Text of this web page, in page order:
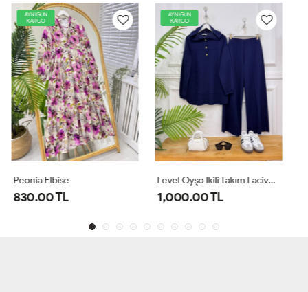
AYNIGÜN
KARGO
1,000.00 TL
AYNIGÜN
KARGO
Zeren Elbise Pudra
800.00 TL